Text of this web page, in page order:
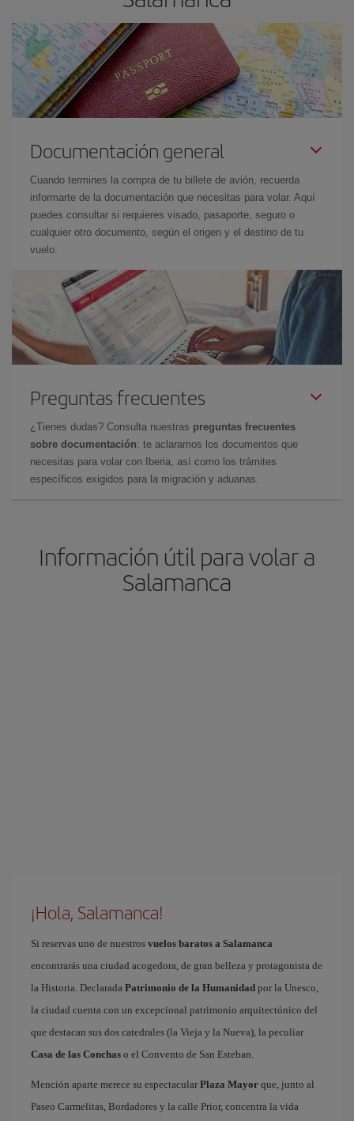
Documentación general
Cuando termines la compra de tu billete de avión, recuerda
informarte de la documentación que necesitas para volar. Aquí
puedes consultar si requieres visado, pasaporte, seguro o
cualquier otro documento, según el origen y el destino de tu
vuelo.
Preguntas frecuentes
¿Tienes dudas? Consulta nuestras preguntas frecuentes
sobre documentación: te aclaramos los documentos que
necesitas para volar con Iberia, así como los trámites
específicos exigidos para la migración y aduanas.
Información útil para volar a
Salamanca
¡Hola, Salamanca!
Si reservas uno de nuestros vuelos baratos a Salamanca
encontrarás una ciudad acogedora, de gran belleza y protagonista de
la Historia. Declarada Patrimonio de la Humanidad por la Unesco,
la ciudad cuenta con un excepcional patrimonio arquitectónico del
que destacan sus dos catedrales (la Vieja y la Nueva), la peculiar
Casa de las Conchas o el Convento de San Esteban.
Mención aparte merece su espectacular Plaza Mayor que, junto al
Paseo Carmelitas, Bordadores y la calle Prior, concentra la vida